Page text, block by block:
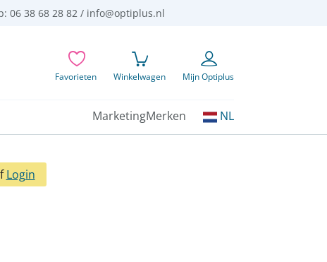
06 38 68 28 82 / info@optiplus.nl
Favorieten Winkelwagen Mijn Optiplus
MarketingMerken
Kies
uw
NL
Login